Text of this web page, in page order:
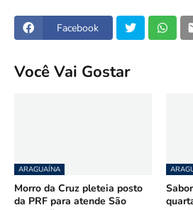
Facebook
Você Vai Gostar
ARAGUAÍNA
Morro da Cruz pleteia posto
da PRF para atende São